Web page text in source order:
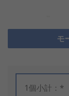
モ
1個小計：*